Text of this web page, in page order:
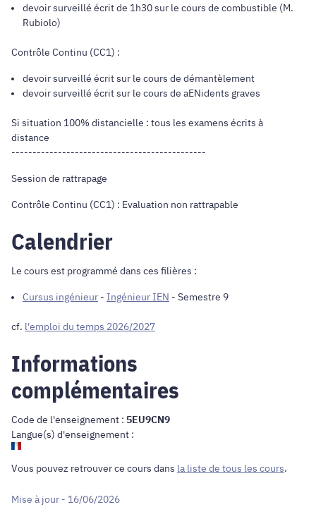
devoir surveillé écrit de 1h30 sur le cours de combustible (M.
Rubiolo)
Contrôle Continu (CC1) :
devoir surveillé écrit sur le cours de démantèlement
devoir surveillé écrit sur le cours de aENidents graves
Si situation 100% distancielle : tous les examens écrits à
distance
----------------------------------------------
Session de rattrapage
Contrôle Continu (CC1) : Evaluation non rattrapable
Calendrier
Le cours est programmé dans ces filières :
Cursus ingénieur - Ingénieur IEN - Semestre 9
cf. l'emploi du temps 2026/2027
Informations
complémentaires
Code de l'enseignement : 5EU9CN9
Langue(s) d'enseignement :
Vous pouvez retrouver ce cours dans la liste de tous les cours.
Mise à jour - 16/06/2026